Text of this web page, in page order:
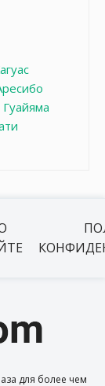
Гуайяма
для более чем